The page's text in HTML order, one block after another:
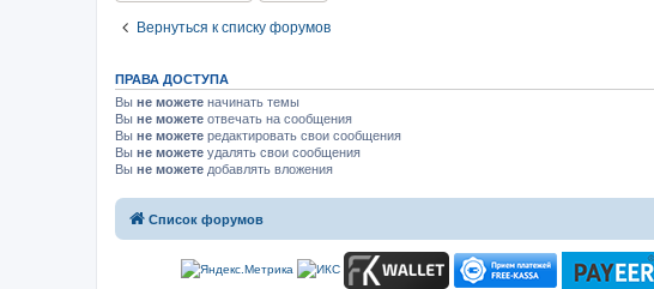
Вернуться к списку форумов
ПРАВА ДОСТУПА
Вы не можете начинать темы
Вы не можете отвечать на сообщения
Вы не можете редактировать свои сообщения
Вы не можете удалять свои сообщения
Вы не можете добавлять вложения
Список форумов